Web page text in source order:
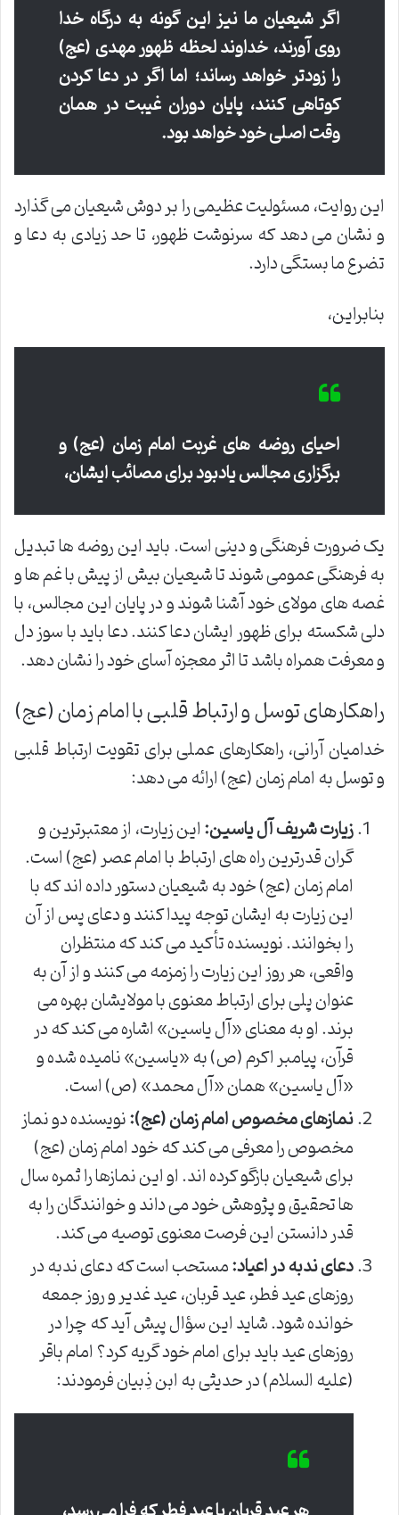
اگر شیعیان ما نیز این گونه به درگاه خدا
روی آورند، خداوند لحظه ظهور مهدی (عج)
را زودتر خواهد رساند؛ اما اگر در دعا کردن
کوتاهی کنند، پایان دوران غیبت در همان
وقت اصلی خود خواهد بود.
این روایت، مسئولیت عظیمی را بر دوش شیعیان می گذارد
و نشان می دهد که سرنوشت ظهور، تا حد زیادی به دعا و
تضرع ما بستگی دارد.
بنابراین،
احیای روضه های غربت امام زمان (عج) و
برگزاری مجالس یادبود برای مصائب ایشان،
یک ضرورت فرهنگی و دینی است. باید این روضه ها تبدیل
به فرهنگی عمومی شوند تا شیعیان بیش از پیش با غم ها و
غصه های مولای خود آشنا شوند و در پایان این مجالس، با
دلی شکسته برای ظهور ایشان دعا کنند. دعا باید با سوز دل
و معرفت همراه باشد تا اثر معجزه آسای خود را نشان دهد.
راهکارهای توسل و ارتباط قلبی با امام زمان (عج)
خدامیان آرانی، راهکارهای عملی برای تقویت ارتباط قلبی
و توسل به امام زمان (عج) ارائه می دهد:
زیارت شریف آل یاسین:این زیارت، از معتبرترین و
گران قدرترین راه های ارتباط با امام عصر (عج) است.
امام زمان (عج) خود به شیعیان دستور داده اند که با
این زیارت به ایشان توجه پیدا کنند و دعای پس از آن
را بخوانند. نویسنده تأکید می کند که منتظران
واقعی، هر روز این زیارت را زمزمه می کنند و از آن به
عنوان پلی برای ارتباط معنوی با مولایشان بهره می
برند. او به معنای «آل یاسین» اشاره می کند که در
قرآن، پیامبر اکرم (ص) به «یاسین» نامیده شده و
«آل یاسین» همان «آل محمد» (ص) است.
نمازهای مخصوص امام زمان (عج):نویسنده دو نماز
مخصوص را معرفی می کند که خود امام زمان (عج)
برای شیعیان بازگو کرده اند. او این نمازها را ثمره سال
ها تحقیق و پژوهش خود می داند و خوانندگان را به
قدر دانستن این فرصت معنوی توصیه می کند.
دعای ندبه در اعیاد:مستحب است که دعای ندبه در
روزهای عید فطر، عید قربان، عید غدیر و روز جمعه
خوانده شود. شاید این سؤال پیش آید که چرا در
روزهای عید باید برای امام خود گریه کرد؟ امام باقر
(علیه السلام) در حدیثی به ابن ذِبیان فرمودند: